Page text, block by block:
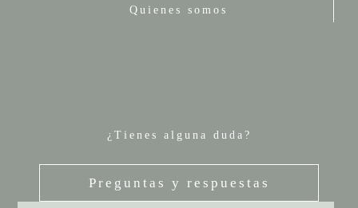
Quienes somos
¿Tienes alguna duda?
Preguntas y respuestas